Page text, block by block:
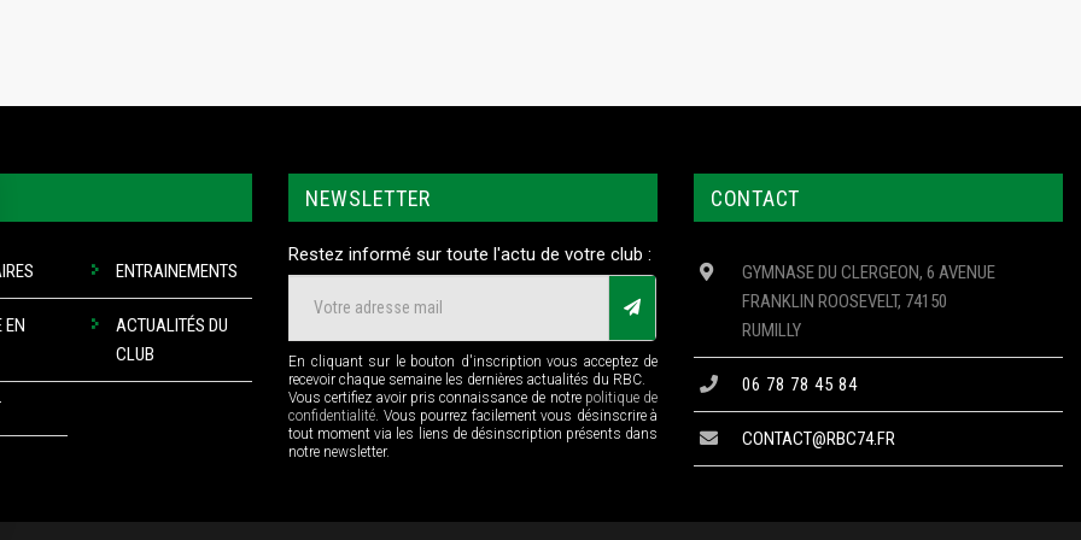
ENTRAINEMENTS
EN
ACTUALITÉS DU
CLUB
NEWSLETTER
Restez informé sur toute l'actu de votre club :
En cliquant sur le bouton d'inscription vous acceptez de
recevoir chaque semaine les dernières actualités du RBC.
Vous certifiez avoir pris connaissance de notre politique de
confidentialité. Vous pourrez facilement vous désinscrire à
tout moment via les liens de désinscription présents dans
notre newsletter.
CONTACT
GYMNASE DU CLERGEON, 6 AVENUE
FRANKLIN ROOSEVELT, 74150
RUMILLY
06 78 78 45 84
CONTACT@RBC74.FR